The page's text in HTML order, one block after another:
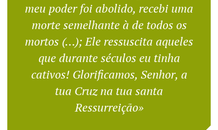
meu poder foi abolido, recebi uma
morte semelhante à de todos os
mortos (…); Ele ressuscita aqueles
que durante séculos eu tinha
cativos! Glorificamos, Senhor, a
tua Cruz na tua santa
Ressurreição»